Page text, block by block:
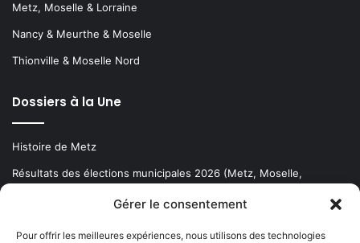
Gérer le consentement
Pour offrir les meilleures expériences, nous utilisons des technologies
Metz, Moselle & Lorraine
Nancy & Meurthe & Moselle
Thionville & Moselle Nord
Dossiers à la Une
Histoire de Metz
Résultats des élections municipales 2026 (Metz, Moselle,